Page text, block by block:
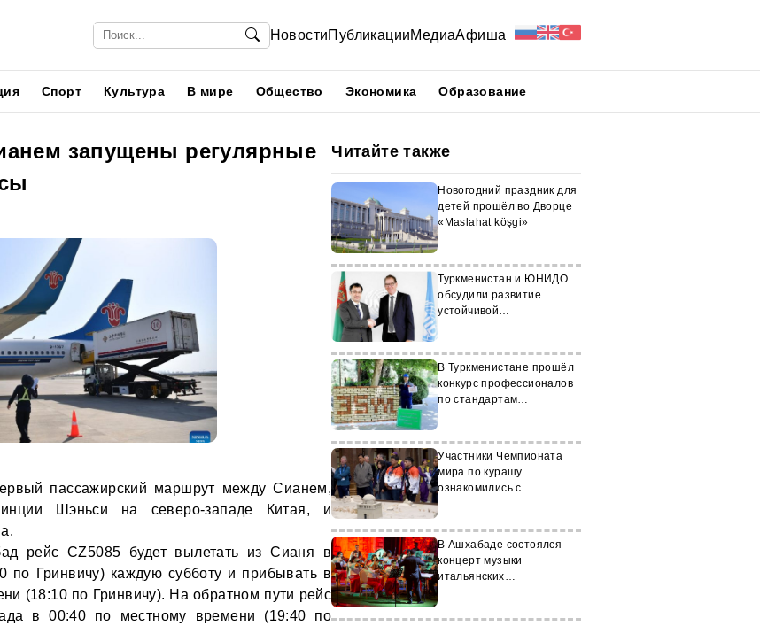
НовостиПубликацииМедиаАфиша
Спорт Культура В мире Общество Экономика Образование
запущены регулярные
пассажирский маршрут между Сианем,
Шэньси на северо-западе Китая, и
рейс CZ5085 будет вылетать из Сианя в
по Гринвичу) каждую субботу и прибывать в
(18:10 по Гринвичу). На обратном пути рейс
в 00:40 по местному времени (19:40 по
Читайте также
Новогодний праздник для
детей прошёл во Дворце
«Maslahat köşgi»
Туркменистан и ЮНИДО
обсудили развитие
устойчивой
В Туркменистане прошёл
конкурс профессионалов
по стандартам
Участники Чемпионата
мира по курашу
ознакомились с
Туркменистана
В Ашхабаде состоялся
концерт музыки
итальянских